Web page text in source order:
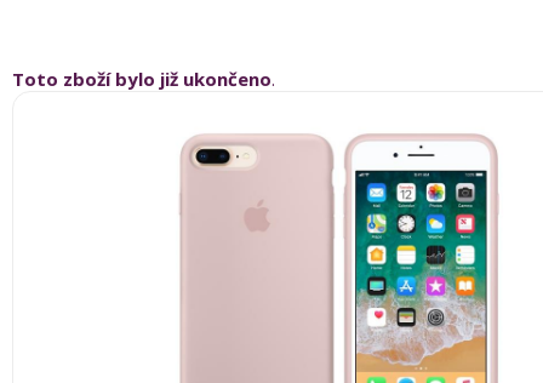
Toto zboží bylo již ukončeno.